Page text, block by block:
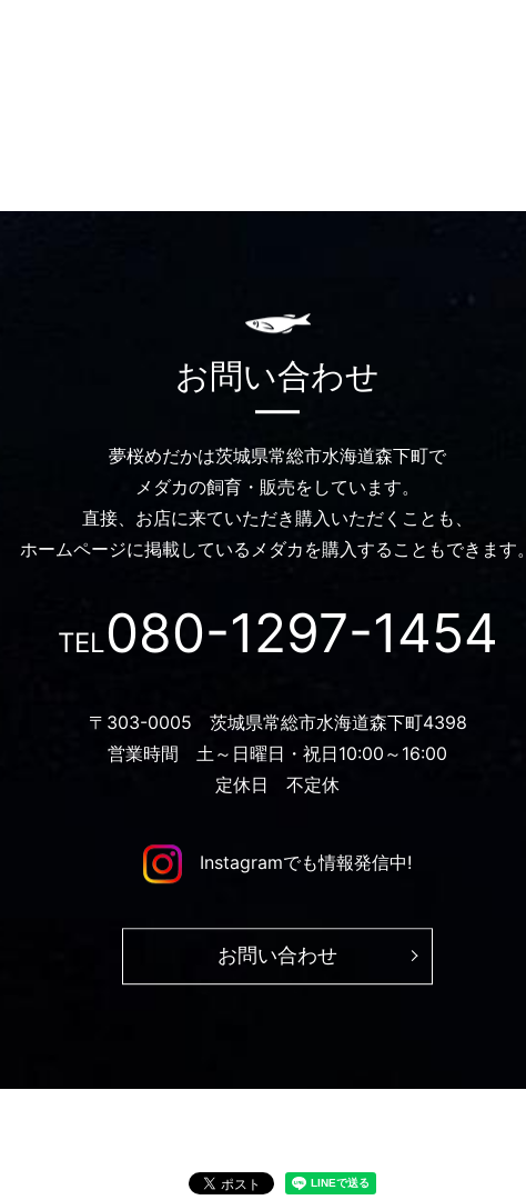
お問い合わせ
夢桜めだかは茨城県常総市水海道森下町で
メダカの飼育・販売をしています。
直接、お店に来ていただき購入いただくことも、
ホームページに掲載しているメダカを購入することもできます
TEL080-1297-1454
〒303-0005 茨城県常総市水海道森下町4398
営業時間 土～日曜日・祝日10:00～16:00
定休日 不定休
Instagramでも情報発信中!
お問い合わせ